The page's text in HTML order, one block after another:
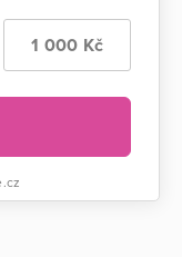
1 000 Kč